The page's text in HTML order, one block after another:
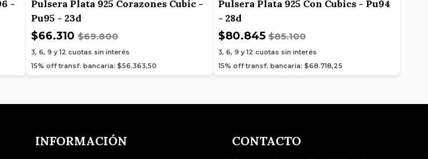
-
Pulsera Plata 925 Corazones Cubic -
Pu95 - 23d
$66.310 $69.800
3, 6, 9 y 12 cuotas sin interés
15% off transf. bancaria: $56.363,50
Pulsera Plata 925 Con Cubics - Pu94
- 28d
$80.845$85.100
3, 6, 9 y 12 cuotas sin interés
15% off transf. bancaria: $68.718,25
INFORMACIÓN CONTACTO